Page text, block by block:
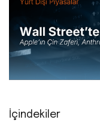
İçindekiler